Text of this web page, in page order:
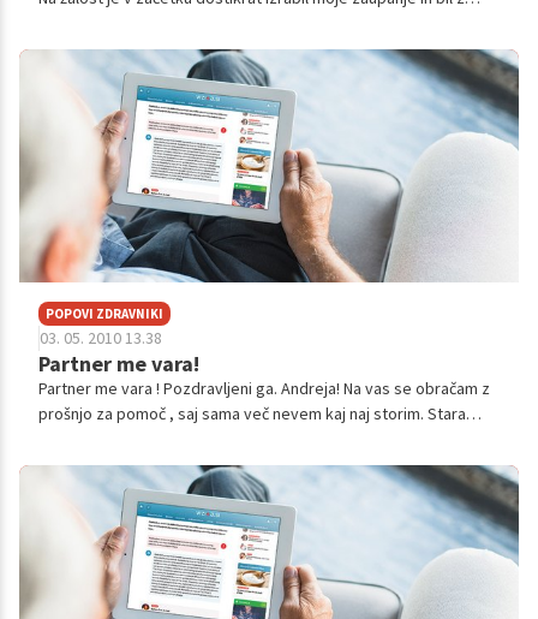
te...
POPOVI ZDRAVNIKI
03. 05. 2010 13.38
Partner me vara!
Partner me vara ! Pozdravljeni ga. Andreja! Na vas se obračam z
prošnjo za pomoč , saj sama več nevem kaj naj storim. Stara
poročena z ...